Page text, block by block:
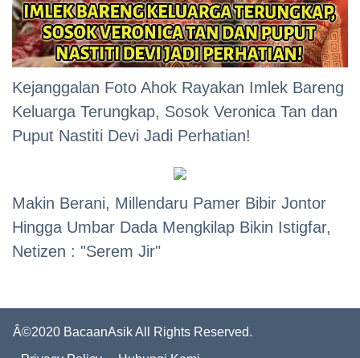
Kejanggalan Foto Ahok Rayakan Imlek Bareng
Keluarga Terungkap, Sosok Veronica Tan dan
Puput Nastiti Devi Jadi Perhatian!
Makin Berani, Millendaru Pamer Bibir Jontor
Hingga Umbar Dada Mengkilap Bikin Istigfar,
Netizen : "Serem Jir"
Â©2020 BacaanAsik All Rights Reserved.